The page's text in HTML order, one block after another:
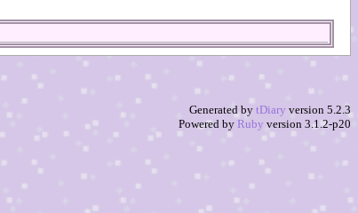
Generated by tDiary version 5.2.3
Powered by Ruby version 3.1.2-p20